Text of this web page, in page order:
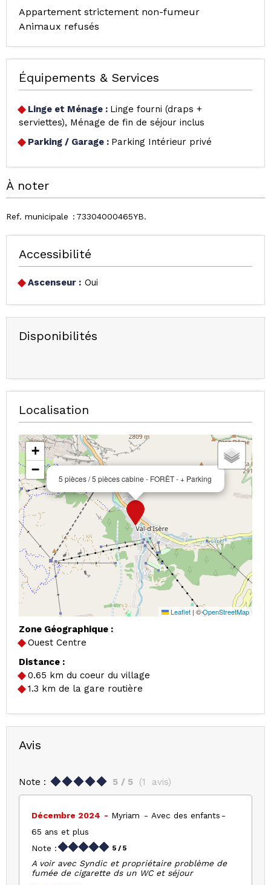
Appartement strictement non-fumeur
Animaux refusés
Équipements & Services
Linge et Ménage : Linge fourni (draps +
serviettes)
Ménage de fin de séjour inclus
Parking / Garage : Parking Intérieur privé
À noter
Ref. municipale 73304000465YB
Accessibilité
Ascenseur : Oui
Disponibilités
Localisation
5 pièces / 5 pièces cabine - FORÊT - + Parking
+
−
Leaflet |©OpenStreetMap
Zone Géographique :
Ouest Centre
Distance :
0.65 km du coeur du village
1.3 km de la gare routière
Avis
Note : 5 / 5 (1 avis)
Décembre 2024 Myriam
Avec des enfants
65 ans et plus
Note :
5 / 5
A voir avec Syndic et propriétaire problème de
fumée de cigarette ds un WC et séjour